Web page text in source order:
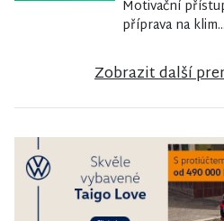
Motivační
příprava na klim...
Zobrazit další